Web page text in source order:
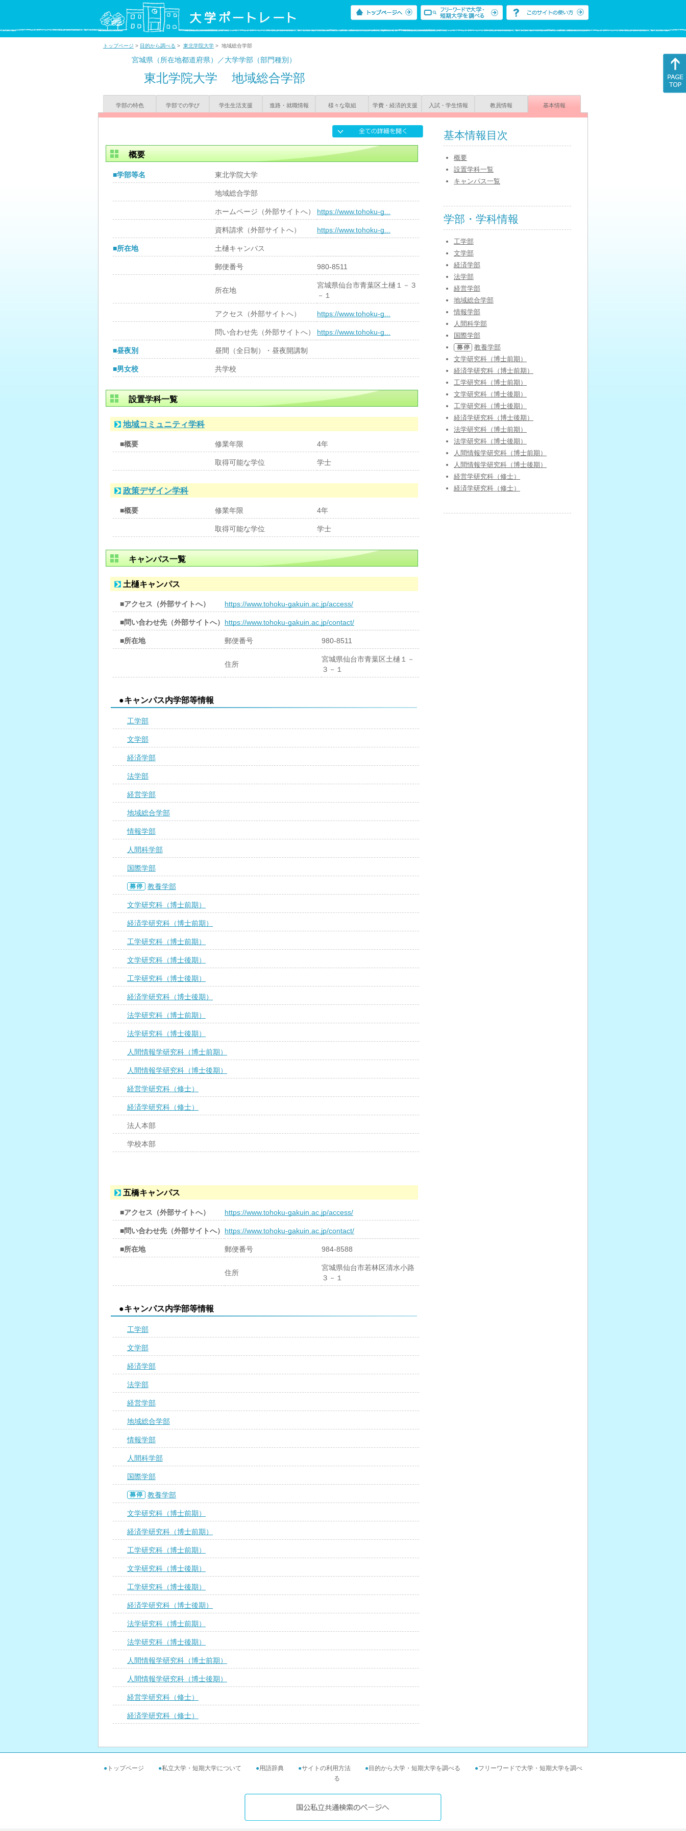
トップページ > 目的から調べる > 東北学院大学 > 地域総合学部
宮城県（所在地都道府県）／大学学部（部門種別）
東北学院大学 地域総合学部
学部の特色 学部での学び 学生生活支援 進路・就職情報 様々な取組 学費・経済的支援 入試・学生情報 教員情報 基本情報
概要
■学部等名 東北学院大学
地域総合学部
ホームページ（外部サイトへ） https://www.tohoku-g...
資料請求（外部サイトへ） https://www.tohoku-g...
■所在地 土樋キャンパス
郵便番号 980-8511
所在地
宮城県仙台市青葉区土樋１－３
－１
アクセス（外部サイトへ） https://www.tohoku-g...
問い合わせ先（外部サイトへ） https://www.tohoku-g...
■昼夜別 昼間（全日制）・昼夜開講制
■男女校 共学校
設置学科一覧
地域コミュニティ学科
■概要 修業年限 4年
取得可能な学位 学士
政策デザイン学科
■概要 修業年限 4年
取得可能な学位 学士
キャンパス一覧
土樋キャンパス
■アクセス（外部サイトへ） https://www.tohoku-gakuin.ac.jp/access/
■問い合わせ先（外部サイトへ） https://www.tohoku-gakuin.ac.jp/contact/
■所在地 郵便番号 980-8511
住所
宮城県仙台市青葉区土樋１－
３－１
●キャンパス内学部等情報
工学部
文学部
経済学部
法学部
経営学部
地域総合学部
情報学部
人間科学部
国際学部
教養学部
文学研究科（博士前期）
経済学研究科（博士前期）
工学研究科（博士前期）
文学研究科（博士後期）
工学研究科（博士後期）
経済学研究科（博士後期）
法学研究科（博士前期）
法学研究科（博士後期）
人間情報学研究科（博士前期）
人間情報学研究科（博士後期）
経営学研究科（修士）
経済学研究科（修士）
法人本部
学校本部
五橋キャンパス
■アクセス（外部サイトへ） https://www.tohoku-gakuin.ac.jp/access/
■問い合わせ先（外部サイトへ） https://www.tohoku-gakuin.ac.jp/contact/
■所在地 郵便番号 984-8588
住所
宮城県仙台市若林区清水小路
３－１
●キャンパス内学部等情報
工学部
文学部
経済学部
法学部
経営学部
地域総合学部
情報学部
人間科学部
国際学部
教養学部
文学研究科（博士前期）
経済学研究科（博士前期）
工学研究科（博士前期）
文学研究科（博士後期）
工学研究科（博士後期）
経済学研究科（博士後期）
法学研究科（博士前期）
法学研究科（博士後期）
人間情報学研究科（博士前期）
人間情報学研究科（博士後期）
経営学研究科（修士）
経済学研究科（修士）
基本情報目次
概要
設置学科一覧
キャンパス一覧
学部・学科情報
工学部
文学部
経済学部
法学部
経営学部
地域総合学部
情報学部
人間科学部
国際学部
教養学部
文学研究科（博士前期）
経済学研究科（博士前期）
工学研究科（博士前期）
文学研究科（博士後期）
工学研究科（博士後期）
経済学研究科（博士後期）
法学研究科（博士前期）
法学研究科（博士後期）
人間情報学研究科（博士前期）
人間情報学研究科（博士後期）
経営学研究科（修士）
経済学研究科（修士）
● トップページ ●私立大学・短期大学について ●用語辞典 ●サイトの利用方法 ●目的から大学・短期大学を調べる ●フリーワードで大学・短期大学を調べ
る